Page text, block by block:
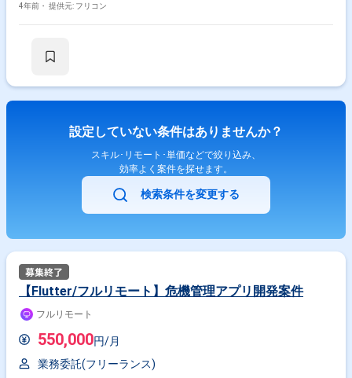
4年前・ 提供元: フリコン
設定していない条件はありませんか？
スキル･リモート･単価などで絞り込み、
効率よく案件を探せます。
検索条件を変更する
【Flutter/フルリモート】危機管理アプリ開発案件
フルリモート
550,000円/月
業務委託(フリーランス)